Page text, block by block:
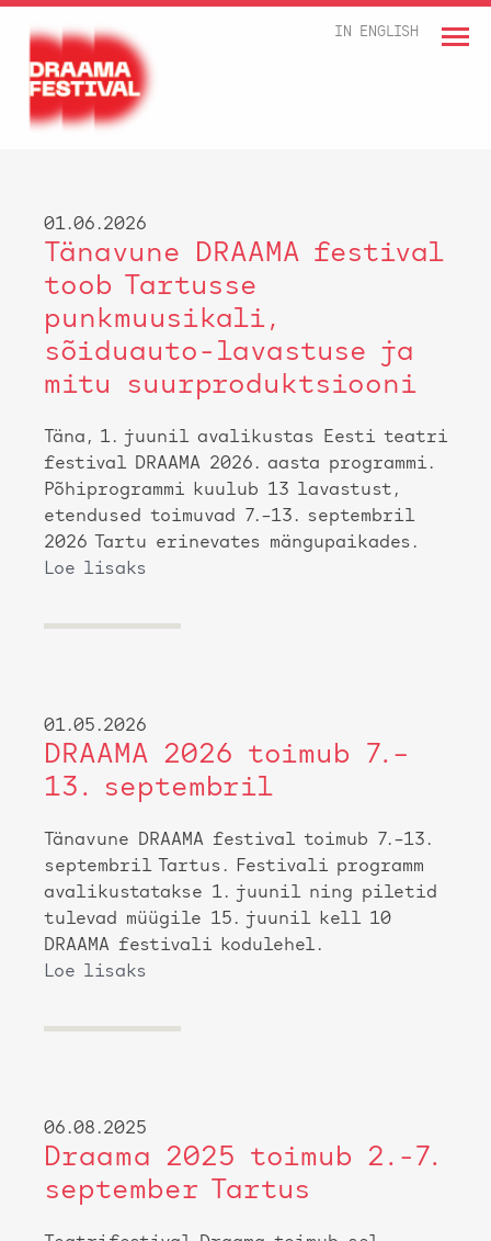
IN ENGLISH
01.06.2026
Tänavune DRAAMA festival
toob Tartusse
punkmuusikali,
sõiduauto-lavastuse ja
mitu suurproduktsiooni
Täna, 1. juunil avalikustas Eesti teatri
festival DRAAMA 2026. aasta programmi.
Põhiprogrammi kuulub 13 lavastust,
etendused toimuvad 7.–13. septembril
2026 Tartu erinevates mängupaikades.
Loe lisaks
01.05.2026
DRAAMA 2026 toimub 7.–
13. septembril
Tänavune DRAAMA festival toimub 7.–13.
septembril Tartus. Festivali programm
avalikustatakse 1. juunil ning piletid
tulevad müügile 15. juunil kell 10
DRAAMA festivali kodulehel.
Loe lisaks
06.08.2025
Draama 2025 toimub 2.-7.
september Tartus